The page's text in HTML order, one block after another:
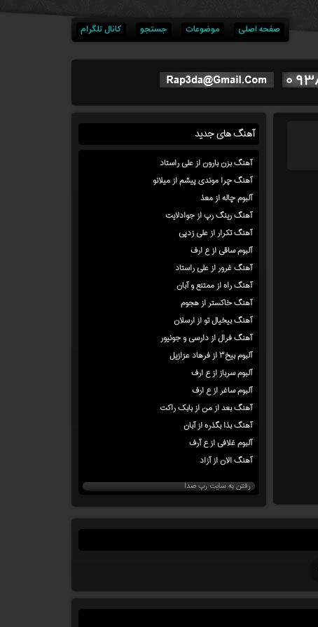
صفحه اصلی موضوعات جستجو کانال تلگرام
آهنگ های جدید
آهنگ بزن بارون از علی راستاد
آهنگ چرا موندی پیشم از میلانو
آلبوم چاله از معذ
آهنگ رینگ رپ از جوادلایت
آهنگ تکرار از علی زدپی
آلبوم ساقی از ع ارف
آهنگ غرور از علی راستاد
آهنگ راه از ممتنع و آبان
آهنگ خاکستر از هجوم
آهنگ بیخیال تو از ارسلان
آهنگ فرال از دارسی و جونیور
آلبوم بیخ۳ از فرهاد عزازیل
آلبوم سرباز از ع ارف
آلبوم ساغر از ع ارف
آهنگ بعد از من از بابک راکت
آهنگ بذا بگذره از آبان
آلبوم غلافی از ع آرف
آهنگ الان از آزاد
رفتن به سایت رپ صدا